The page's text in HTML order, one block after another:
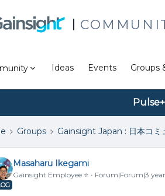
Ideas Events Groups
Groups Gainsight Japan : 日本コミ
Masaharu Ikegami
Gainsight Employee ⭐️ Forum|Forum|3